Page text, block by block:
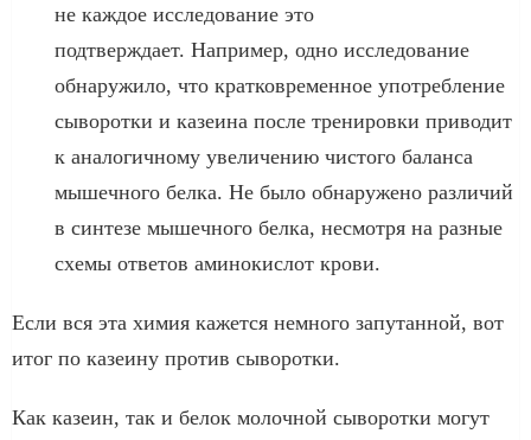
не каждое исследование это
подтверждает. Например, одно исследование
обнаружило, что кратковременное употребление
сыворотки и казеина после тренировки приводит
к аналогичному увеличению чистого баланса
мышечного белка. Не было обнаружено различий
в синтезе мышечного белка, несмотря на разные
схемы ответов аминокислот крови.
Если вся эта химия кажется немного запутанной, вот
итог по казеину против сыворотки.
Как казеин, так и белок молочной сыворотки могут